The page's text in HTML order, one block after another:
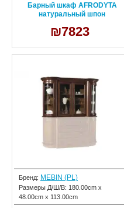
Барный шкаф AFRODYTA
натуральный шпон
₪7823
Бренд: MEBIN (PL)
Размеры Д/Ш/В: 180.00cm x
48.00cm x 113.00cm